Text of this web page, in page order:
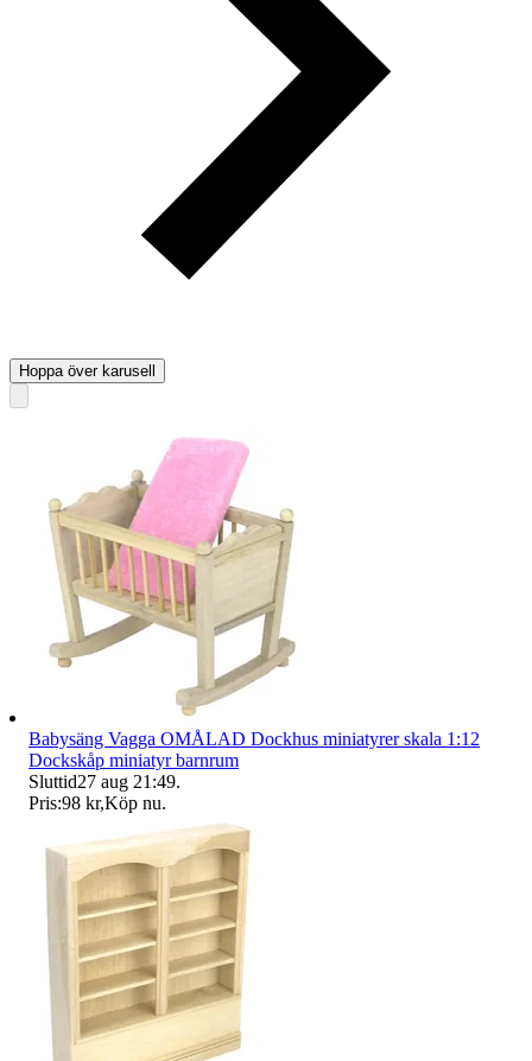
Hoppa över karusell
Babysäng Vagga OMÅLAD Dockhus miniatyrer skala 1:12
Dockskåp miniatyr barnrum
Sluttid27 aug 21:49.
Pris:98 kr,Köp nu.